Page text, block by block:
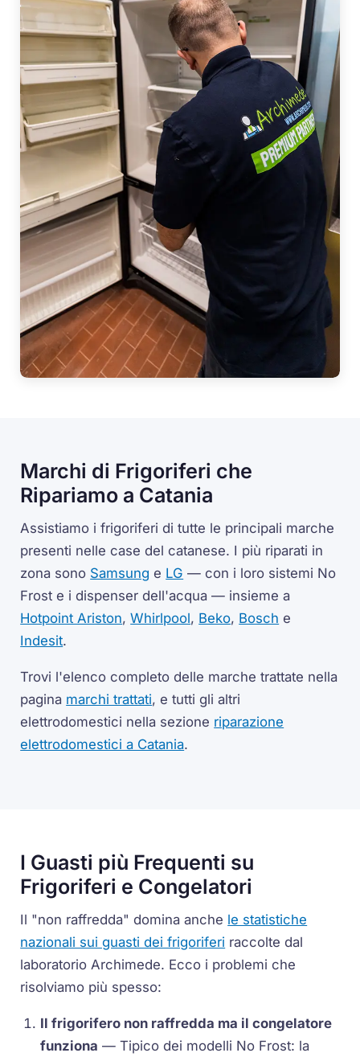
Marchi di Frigoriferi che
Ripariamo a Catania
Assistiamo i frigoriferi di tutte le principali marche
presenti nelle case del catanese. I più riparati in
zona sono Samsung e LG — con i loro sistemi No
Frost e i dispenser dell'acqua — insieme a
Hotpoint Ariston,Whirlpool, Beko, Bosch e
Indesit.
Trovi l'elenco completo delle marche trattate nella
pagina marchi trattati, e tutti gli altri
elettrodomestici nella sezione riparazione
elettrodomestici a Catania.
I Guasti più Frequenti su
Frigoriferi e Congelatori
Il "non raffredda" domina anche le statistiche
nazionali sui guasti dei frigoriferi raccolte dal
laboratorio Archimede. Ecco i problemi che
risolviamo più spesso:
Il frigorifero non raffredda ma il congelatore
funziona — Tipico dei modelli No Frost: la